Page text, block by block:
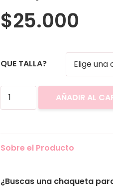
$25.000
QUE TALLA?
Chaqueta
Militar
AÑADIR AL
Sobre el Producto
¿Buscas una chaqueta